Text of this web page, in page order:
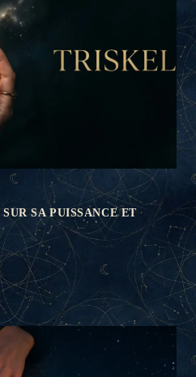
SA PUISSANCE ET